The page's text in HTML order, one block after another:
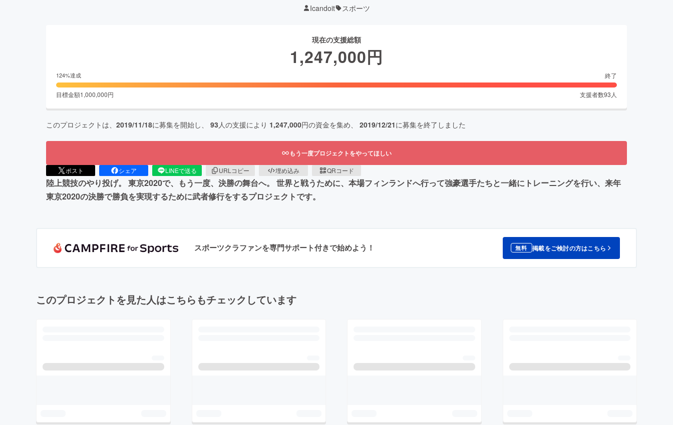
Icandoit スポーツ
現在の支援総額
1,247,000円
124%達成 終了
目標金額1,000,000円 支援者数93 人
このプロジェクトは、 2019/11/18に募集を開始し、 93 人の支援により 1,247,000円の資金を集め、 2019/12/21に募集を終了しました
もう一度プロジェクトをやってほしい
ポスト シェア LINEで送る URLコピー 埋め込み QRコード
陸上競技のやり投げ。 東京2020で、もう一度、決勝の舞台へ。 世界と戦うために、本場フィンランドへ行って強豪選手たちと一緒にトレーニングを行い、来年
東京2020の決勝で勝負を実現するために武者修行をするプロジェクトです。
スポーツクラファンを専門サポート付きで始めよう！ 無料 掲載をご検討の方はこちら
このプロジェクトを見た人はこちらもチェックしています